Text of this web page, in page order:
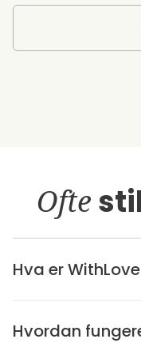
Ofte
Hva er WithLove
Hvordan